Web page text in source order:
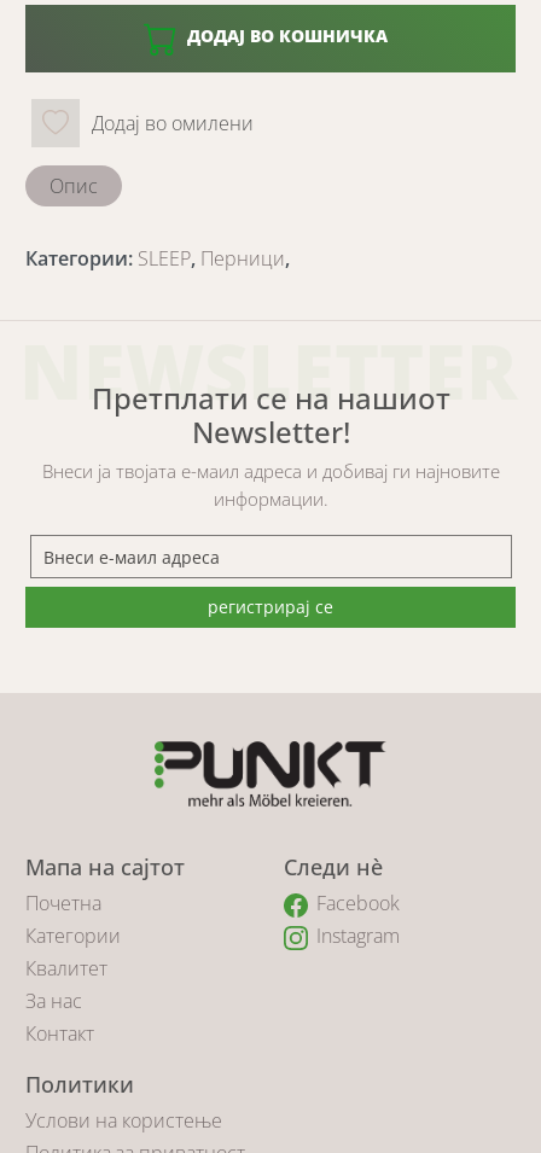
ДОДАЈ ВО КОШНИЧКА
Додај во омилени
Опис
Категории: SLEEP, Перници,
NEWSLETTER
Претплати се на нашиот
Newsletter!
Внеси ја твојата е-маил адреса и добивај ги најновите
информации.
регистрирај се
Мапа на сајтот
Почетна
Категории
Квалитет
За нас
Контакт
Политики
Услови на користење
Следи нè
Facebook
Instagram